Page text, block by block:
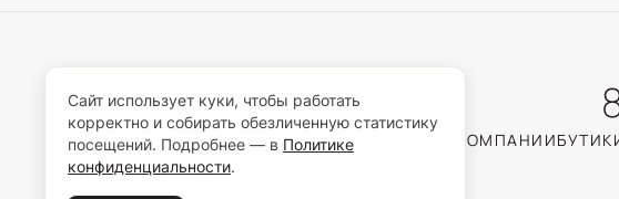
О КОМПАНИИ
Сайт использует куки, чтобы работать
корректно и собирать обезличенную статистику
посещений. Подробнее — в Политике
конфиденциальности.